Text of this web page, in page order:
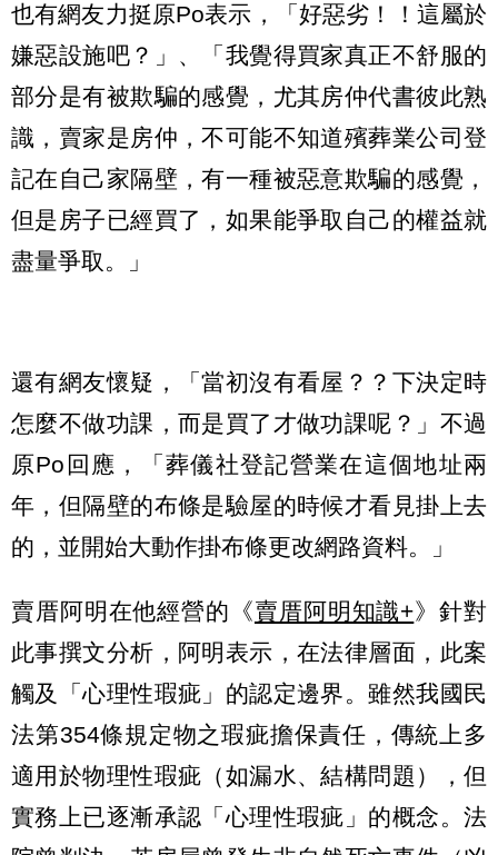
也有網友力挺原Po表示，「好惡劣！！這屬於
嫌惡設施吧？」、「我覺得買家真正不舒服的
部分是有被欺騙的感覺，尤其房仲代書彼此熟
識，賣家是房仲，不可能不知道殯葬業公司登
記在自己家隔壁，有一種被惡意欺騙的感覺，
但是房子已經買了，如果能爭取自己的權益就
盡量爭取。」
還有網友懷疑，「當初沒有看屋？？下決定時
怎麼不做功課，而是買了才做功課呢？」不過
原Po回應，「葬儀社登記營業在這個地址兩
年，但隔壁的布條是驗屋的時候才看見掛上去
的，並開始大動作掛布條更改網路資料。」
賣厝阿明在他經營的《賣厝阿明知識+》針對
此事撰文分析，阿明表示，在法律層面，此案
觸及「心理性瑕疵」的認定邊界。雖然我國民
法第354條規定物之瑕疵擔保責任，傳統上多
適用於物理性瑕疵（如漏水、結構問題），但
實務上已逐漸承認「心理性瑕疵」的概念。法